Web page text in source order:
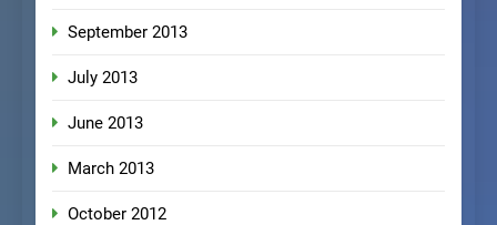
September 2013
July 2013
June 2013
March 2013
October 2012